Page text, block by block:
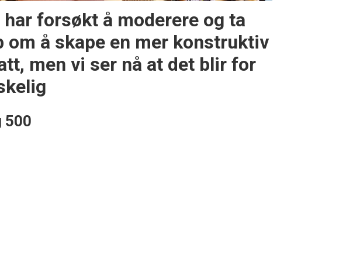
har forsøkt å moderere og ta
om å skape en mer konstruktiv
men vi ser nå at det blir for
500